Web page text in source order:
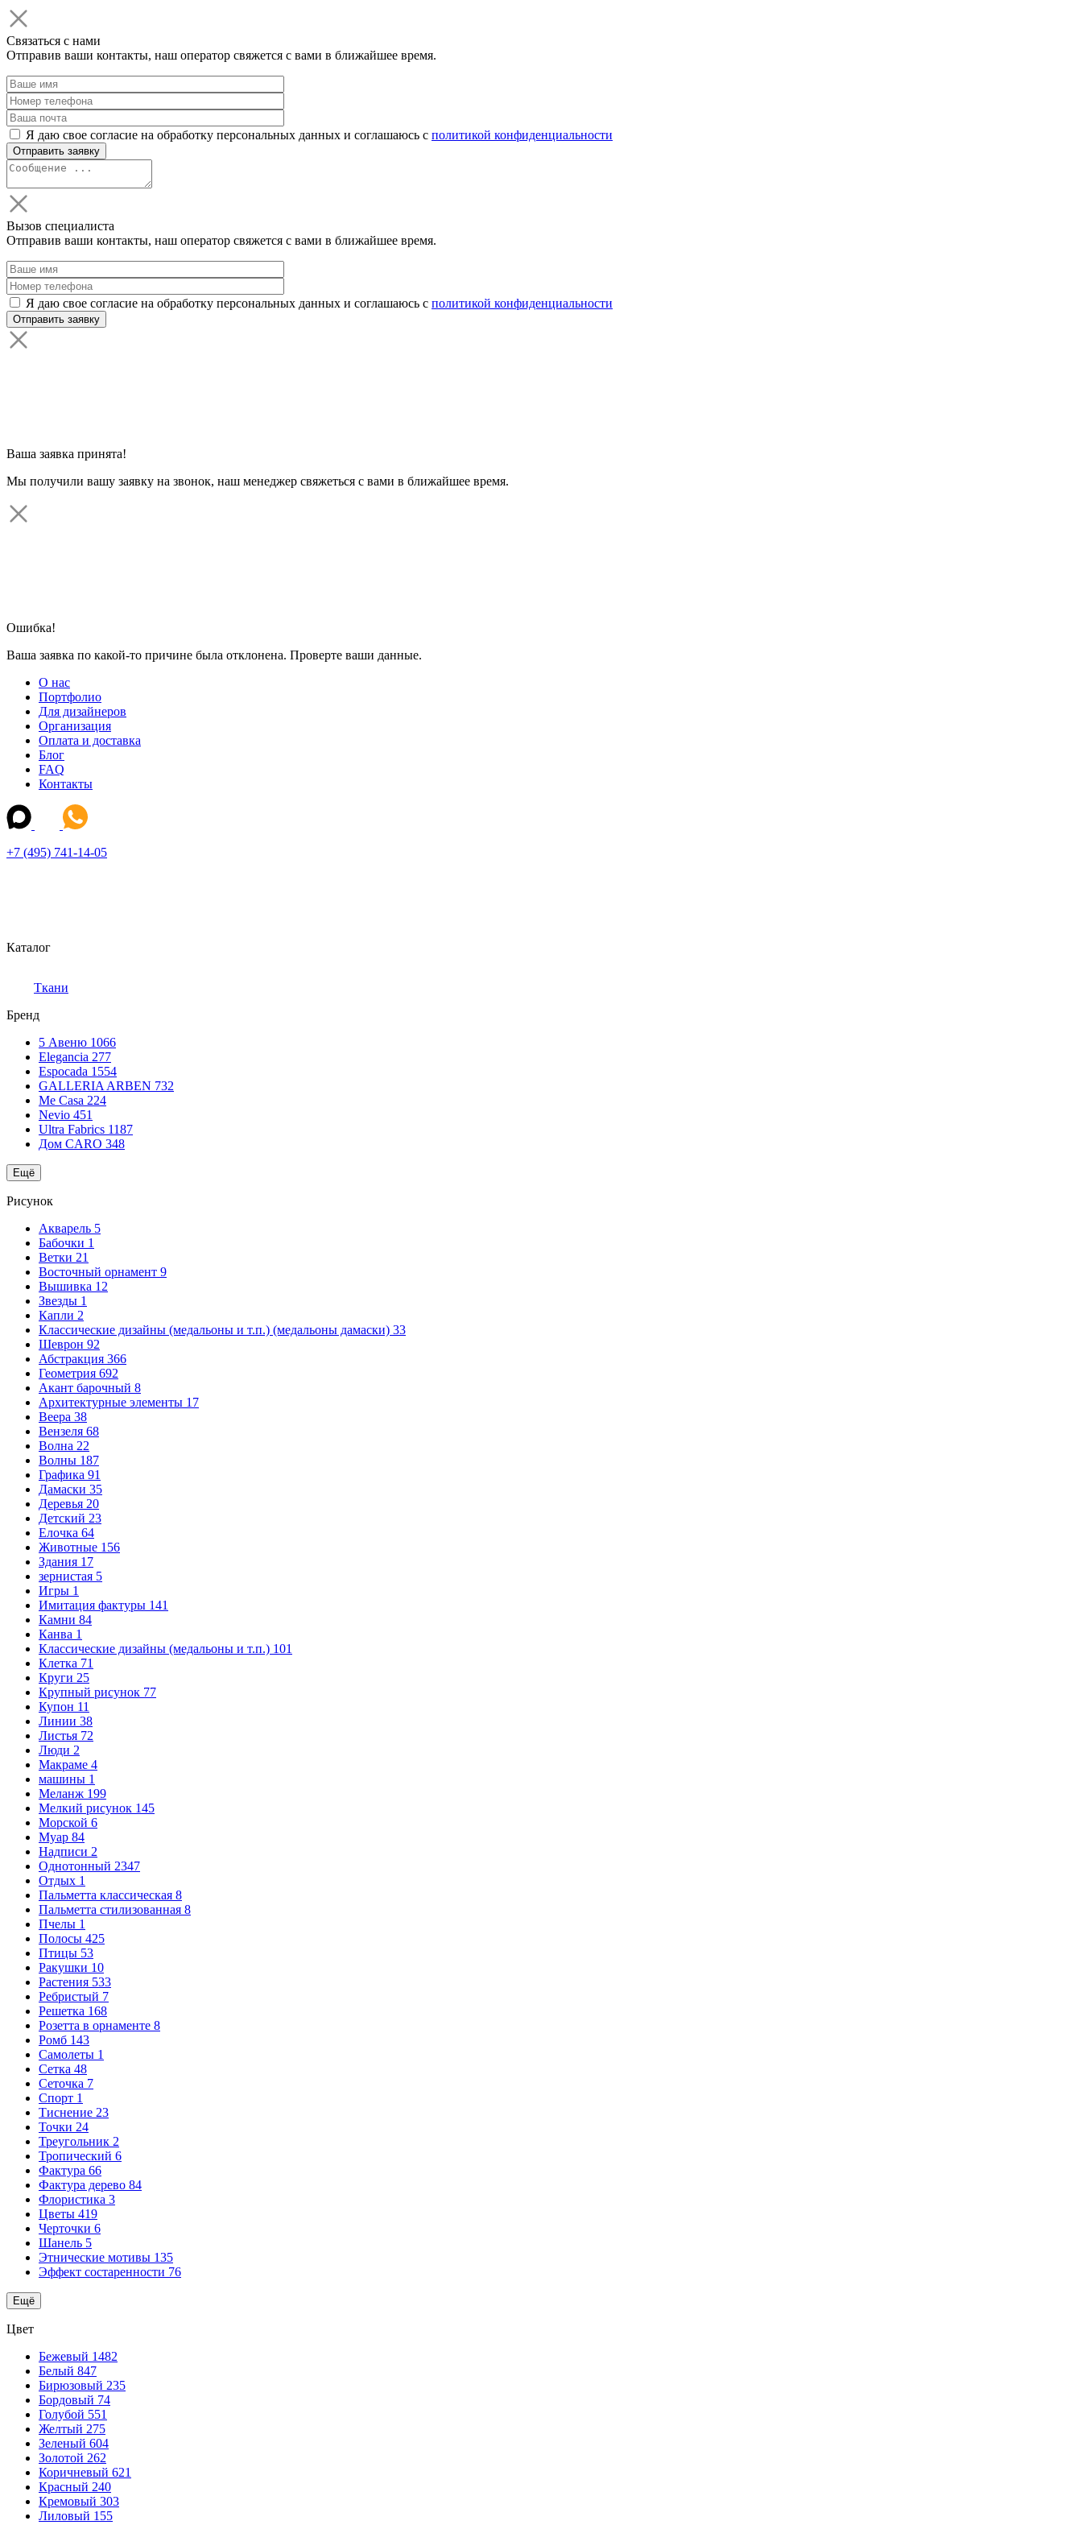
Связаться с нами
Отправив ваши контакты, наш оператор свяжется с вами в ближайшее время.
Я даю свое согласие на обработку персональных данных и соглашаюсь с политикой конфиденциальности
Вызов специалиста
Отправив ваши контакты, наш оператор свяжется с вами в ближайшее время.
Я даю свое согласие на обработку персональных данных и соглашаюсь с политикой конфиденциальности
Ваша заявка принята!
Мы получили вашу заявку на звонок, наш менеджер свяжеться с вами в ближайшее время.
Ошибка!
Ваша заявка по какой-то причине была отклонена. Проверте ваши данные.
О нас
Портфолио
Для дизайнеров
Организация
Оплата и доставка
Блог
FAQ
Контакты
+7 (495) 741-14-05
Каталог
Ткани
Бренд
5 Авеню 1066
Elegancia 277
Espocada 1554
GALLERIA ARBEN 732
Me Casa 224
Nevio 451
Ultra Fabrics 1187
Дом CARO 348
Ещё
Рисунок
Акварель 5
Бабочки 1
Ветки 21
Восточный орнамент 9
Вышивка 12
Звезды 1
Капли 2
Классические дизайны (медальоны и т.п.) (медальоны дамаски) 33
Шеврон 92
Абстракция 366
Геометрия 692
Акант барочный 8
Архитектурные элементы 17
Веера 38
Вензеля 68
Волна 22
Волны 187
Графика 91
Дамаски 35
Деревья 20
Детский 23
Елочка 64
Животные 156
Здания 17
зернистая 5
Игры 1
Имитация фактуры 141
Камни 84
Канва 1
Классические дизайны (медальоны и т.п.) 101
Клетка 71
Круги 25
Крупный рисунок 77
Купон 11
Линии 38
Листья 72
Люди 2
Макраме 4
машины 1
Меланж 199
Мелкий рисунок 145
Морской 6
Муар 84
Надписи 2
Однотонный 2347
Отдых 1
Пальметта классическая 8
Пальметта стилизованная 8
Пчелы 1
Полосы 425
Птицы 53
Ракушки 10
Растения 533
Ребристый 7
Решетка 168
Розетта в орнаменте 8
Ромб 143
Самолеты 1
Сетка 48
Сеточка 7
Спорт 1
Тиснение 23
Точки 24
Треугольник 2
Тропический 6
Фактура 66
Фактура дерево 84
Флористика 3
Цветы 419
Черточки 6
Шанель 5
Этнические мотивы 135
Эффект состаренности 76
Ещё
Цвет
Бежевый 1482
Белый 847
Бирюзовый 235
Бордовый 74
Голубой 551
Желтый 275
Зеленый 604
Золотой 262
Коричневый 621
Красный 240
Кремовый 303
Лиловый 155